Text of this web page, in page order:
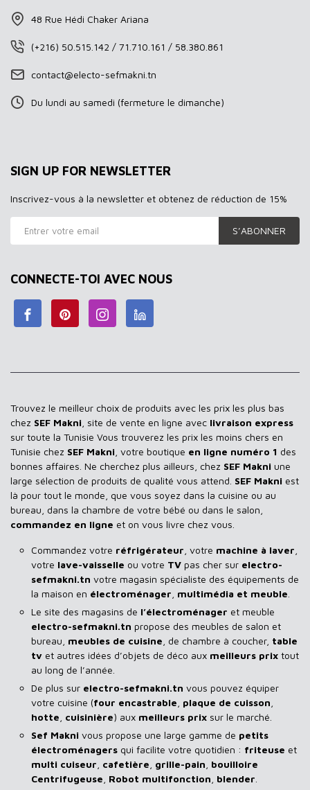
48 Rue Hédi Chaker Ariana
(+216) 50.515.142 / 71.710.161 / 58.380.861
contact@electo-sefmakni.tn
Du lundi au samedi (fermeture le dimanche)
SIGN UP FOR NEWSLETTER
Inscrivez-vous à la newsletter et obtenez de réduction de 15%
S’ABONNER
CONNECTE-TOI AVEC NOUS
Trouvez le meilleur choix de produits avec les prix les plus bas
chez SEF Makni , site de vente en ligne avec livraison express
sur toute la Tunisie Vous trouverez les prix les moins chers en
Tunisie chez SEF Makni , votre boutique en ligne numéro 1 des
bonnes affaires. Ne cherchez plus ailleurs, chez SEF Makni une
large sélection de produits de qualité vous attend. SEF Makni est
là pour tout le monde, que vous soyez dans la cuisine ou au
bureau, dans la chambre de votre bébé ou dans le salon,
commandez en ligne et on vous livre chez vous.
Commandez votre réfrigérateur , votre machine à laver
votre lave-vaisselle ou votre TV pas cher sur electro-
sefmakni.tn votre magasin spécialiste des équipements de
la maison en électroménager multimédia et meuble
Le site des magasins de l’électroménager et meuble
electro-sefmakni.tn propose des meubles de salon et
bureau, meubles de cuisine , de chambre à coucher, table
tv et autres idées d’objets de déco aux meilleurs prix tout
au long de l’année.
De plus sur electro-sefmakni.tn vous pouvez équiper
votre cuisine (four encastrable plaque de cuisson
hotte cuisinière) aux meilleurs prix sur le marché.
Sef Makni vous propose une large gamme de petits
électroménagers qui facilite votre quotidien : friteuse et
multi cuiseur cafetière grille-pain bouilloire
Centrifugeuse Robot multifonction blender